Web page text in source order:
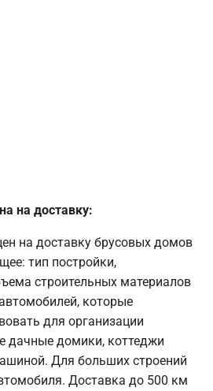
на доставку:
на доставку брусовых домов
тип постройки,
строительных материалов
которые
для организации
дачные домики, коттеджи
Для больших строений
Доставка до 500 км